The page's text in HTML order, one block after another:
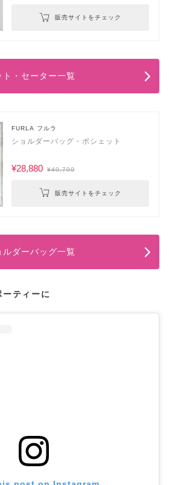
販売サイトをチェック
ト・セーター一覧
FURLA フルラ
ショルダーバッグ・ポシェット
¥28,880 ¥40,700
販売サイトをチェック
ルダーバッグ一覧
ティーに